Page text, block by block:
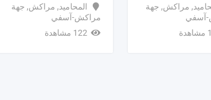
, مراكش, جهة
آسفي
المحاميد, مراكش, جهة
مراكش-آسفي
122 مشاهدة